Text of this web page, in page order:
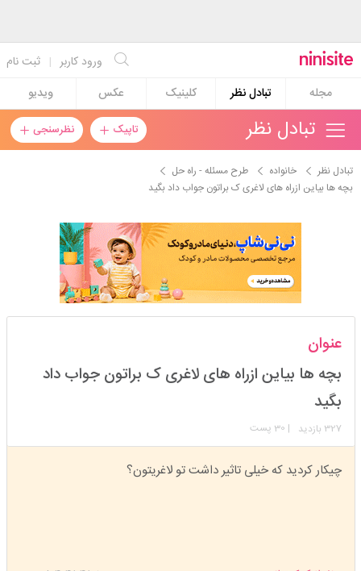
ثبت نام | ورود کاربر
مجله
تبادل نظر کلینیک عکس ویدیو
تاپیک نظرسنجی تبادل نظر
تبادل نظر خانواده
طرح مسئله - راه حل
بچه ها بیاین ازراه های لاغری ک براتون جواب داد بگید
عضویت: 1403/08/02 تعداد پست: 1311
عنوان
بچه ها بیاین ازراه های لاغری ک براتون جواب داد
بگید
327 بازدید | 30 پست
چیکار کردید که خیلی تاثیر داشت تو لاغریتون؟